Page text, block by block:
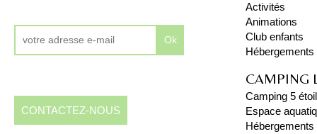
Ok
CONTACTEZ-NOUS
Activités
Animations
Club enfants
Hébergements
CAMPING
Camping 5
Espace
Hébergements